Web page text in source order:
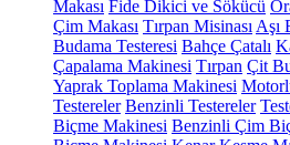
Makası Fide Dikici ve Sökücü
Çim Makası Tırpan Misinası Aşı
Budama Testeresi Bahçe Çatalı
Çapalama Makinesi Tırpan Çit
Yaprak Toplama Makinesi
Testereler Benzinli Testereler
Biçme Makinesi Benzinli Çim